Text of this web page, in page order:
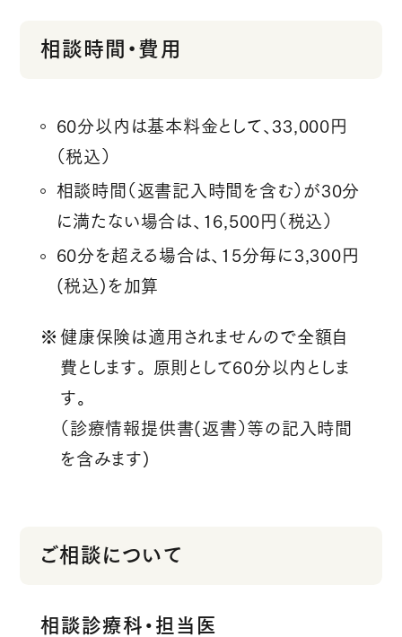
相談時間・費用
60分以内は基本料金として、33,000円
（税込）
相談時間（返書記入時間を含む）が30分
に満たない場合は、16,500円（税込）
60分を超える場合は、15分毎に3,300円
(税込)を加算
健康保険は適用されませんので全額自
費とします。 原則として60分以内としま
す。
（診療情報提供書(返書）等の記入時間
を含みます)
ご相談について
相談診療科・担当医